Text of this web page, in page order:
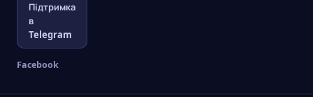
Підтримка
в
Telegram
Facebook